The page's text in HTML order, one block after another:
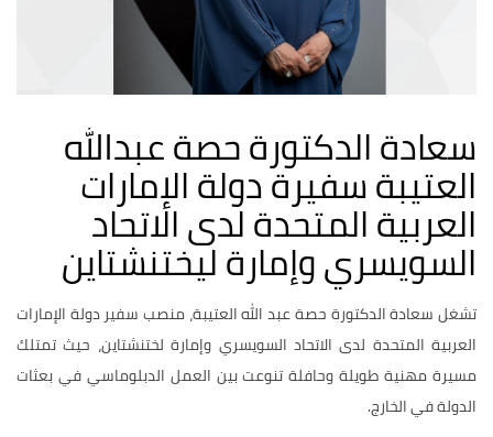
سعادة الدكتورة حصة عبدالله
العتيبة سفيرة دولة الإمارات
العربية المتحدة لدى الاتحاد
السويسري وإمارة ليختنشتاين
تشغل سعادة الدكتورة حصة عبد الله العتيبة، منصب سفير دولة الإمارات
العربية المتحدة لدى الاتحاد السويسري وإمارة لختنشتاين، حيث تمتلك
مسيرة مهنية طويلة وحافلة تنوعت بين العمل الدبلوماسي في بعثات
الدولة في الخارج.